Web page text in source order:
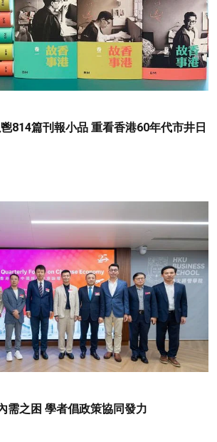
814篇刊報小品 重看香港60年代市井日
需之困 學者倡政策協同發力